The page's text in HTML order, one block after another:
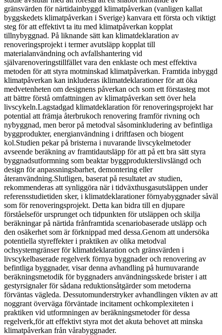
gränsvärden för närtidainbyggd klimatpåverkan (vanligen kallat
byggskedets klimatpåverkan i Sverige) kanvara ett första och viktigt
steg för att effektivt ta itu med klimatpåverkan kopplat
tillnybyggnad. På liknande sätt kan klimatdeklaration av
renoveringsprojekt i termer avutsläpp kopplat till
materialanvändning och avfallshantering vid
självarenoveringstillfället vara den enklaste och mest effektiva
metoden för att styra motminskad klimatpåverkan. Framtida inbyggd
klimatpåverkan kan inkluderas iklimatdeklarationer för att öka
medvetenheten om designens påverkan och som ett förstasteg mot
att bättre förstå omfattningen av klimatpåverkan sett över hela
livscykeln.Lagstadgad klimatdeklaration för renoveringsprojekt har
potential att främja återbrukoch renovering framför rivning och
nybyggnad, men beror på metodval såsominkludering av befintliga
byggprodukter, energianvändning i driftfasen och biogent
kol.Studien pekar på bristerna i nuvarande livscykelmetoder
avseende beräkning av framtidautsläpp för att på ett bra sätt styra
byggnadsutformning som beaktar byggprodukterslivslängd och
design för anpassningsbarhet, demontering eller
återanvändning.Slutligen, baserat på resultatet av studien,
rekommenderas att synliggöra när i tidväxthusgasutsläppen under
referensstudietiden sker, i klimatdeklarationer förnyabyggnader såväl
som för renoveringsprojekt. Detta kan bidra till en djupare
förståelseför ursprunget och tidpunkten för utsläppen och skilja
beräkningar på närtida frånframtida scenariobaserade utsläpp och
den osäkerhet som är förknippad med dessa.Genom att undersöka
potentiella styreffekter i praktiken av olika metodval
ochsystemgränser för klimatdeklaration och gränsvärden i
livscykelbaserade regelverk förnya byggnader och renovering av
befintliga byggnader, visar denna avhandling på hurnuvarande
beräkningsmetodik för byggnaders användningsskede brister i att
gestyrsignaler för sådana reduktionsåtgärder som metoderna
förväntas vägleda. Dessutomunderstryker avhandlingen vikten av att
noggrant överväga förväntade incitament ochkomplexiteten i
praktiken vid utformningen av beräkningsmetoder för dessa
regelverk,för att effektivt styra mot det akuta behovet att minska
klimatpåverkan från vårabyggnader.